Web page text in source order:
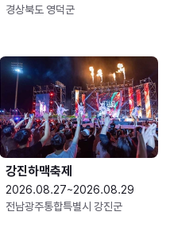
경상북도 영덕군
강진하맥축제
2026.08.27~2026.08.29
전남광주통합특별시 강진군